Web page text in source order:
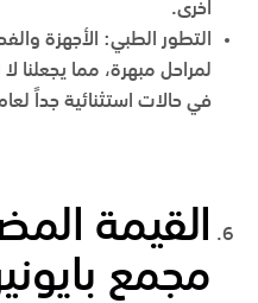
أخرى.
التطور الطبي: الأجهزة
لمراحل مبهرة، مما يجعلنا لا
في حالات استثنائية جداً لعام
القيمة
مجمع